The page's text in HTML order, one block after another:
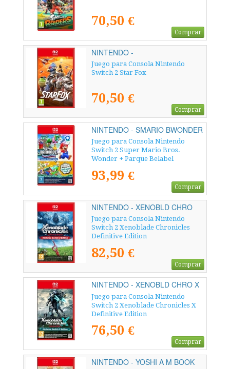
70,50 €
Comprar
NINTENDO -
Juego para Consola Nintendo
Switch 2 Star Fox
70,50 €
Comprar
NINTENDO - SMARIO BWONDER
PAR
Juego para Consola Nintendo
Switch 2 Super Mario Bros.
Wonder + Parque Belabel
93,99 €
Comprar
NINTENDO - XENOBLD CHRO
DEF
Juego para Consola Nintendo
Switch 2 Xenoblade Chronicles
Definitive Edition
82,50 €
Comprar
NINTENDO - XENOBLD CHRO X
DEF 2
Juego para Consola Nintendo
Switch 2 Xenoblade Chronicles X
Definitive Edition
76,50 €
Comprar
NINTENDO - YOSHI A M BOOK